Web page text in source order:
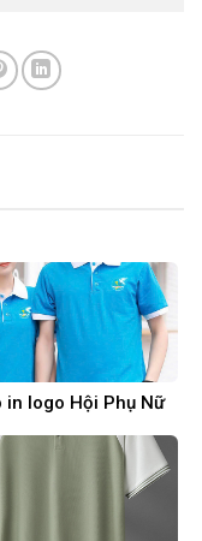
in logo Hội Phụ Nữ